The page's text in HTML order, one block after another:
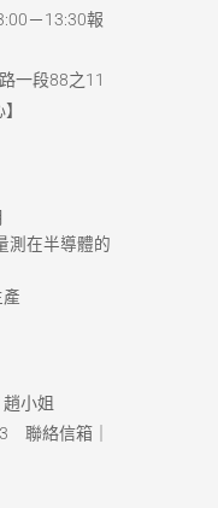
－13:30報
一段88之11
測在半導體的
小姐
聯絡信箱｜